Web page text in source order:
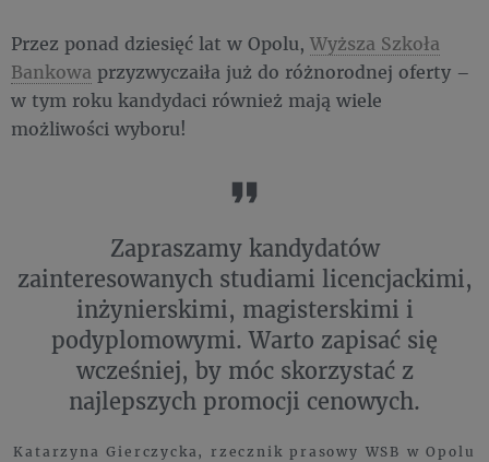
Przez ponad dziesięć lat w Opolu, Wyższa Szkoła
Bankowa przyzwyczaiła już do różnorodnej oferty –
w tym roku kandydaci również mają wiele
możliwości wyboru!
Zapraszamy kandydatów
zainteresowanych studiami licencjackimi,
inżynierskimi, magisterskimi i
podyplomowymi. Warto zapisać się
wcześniej, by móc skorzystać z
najlepszych promocji cenowych.
Katarzyna Gierczycka, rzecznik prasowy WSB w Opolu